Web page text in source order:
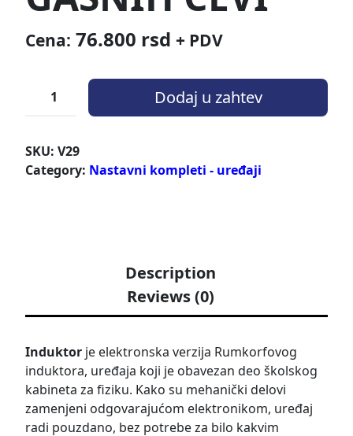
Cena: 76.800 rsd + PDV
Dodaj u zahtev
SKU: V29
Category: Nastavni kompleti - uređaji
Description
Reviews (0)
Induktor je elektronska verzija Rumkorfovog
induktora, uređaja koji je obavezan deo školskog
kabineta za fiziku. Kako su mehanički delovi
zamenjeni odgovarajućom elektronikom, uređaj
radi pouzdano, bez potrebe za bilo kakvim